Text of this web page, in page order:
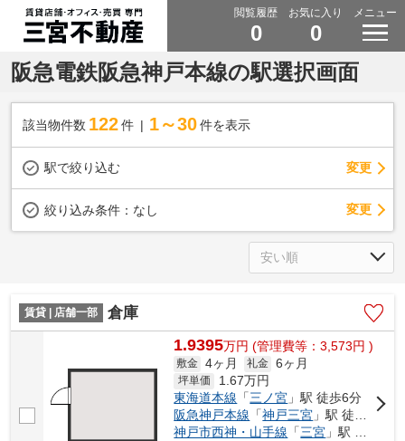
閲覧履歴
0
お気に入り
0
メニュー
阪急電鉄阪急神戸本線の駅選択画面
該当物件数 122件 1～30 件を表示
駅で絞り込む 変更
絞り込み条件： なし 変更
賃貸 | 店舗一部 倉庫
1.9395万円 (管理費等：3,573円 )
敷金 4ヶ月 礼金 6ヶ月
坪単価 1.67万円
東海道本線 「三ノ宮 」駅 徒歩6分
阪急神戸本線 「神戸三宮 」駅 徒歩6分
神戸市西神・山手線 「三宮 」駅 徒歩4分